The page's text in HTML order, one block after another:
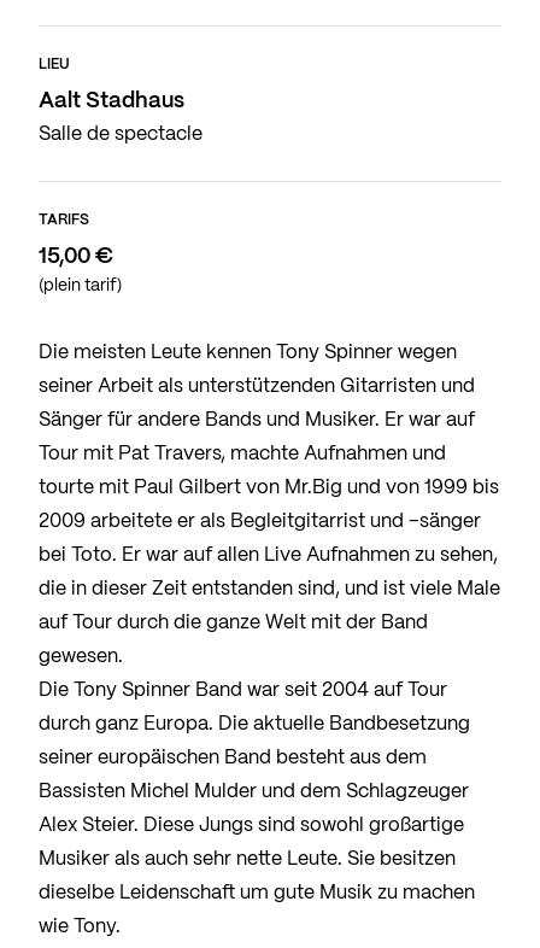
LIEU
Aalt Stadhaus
Salle de spectacle
TARIFS
15,00 €
(plein tarif)
Die meisten Leute kennen Tony Spinner wegen
seiner Arbeit als unterstützenden Gitarristen und
Sänger für andere Bands und Musiker. Er war auf
Tour mit Pat Travers, machte Aufnahmen und
tourte mit Paul Gilbert von Mr.Big und von 1999 bis
2009 arbeitete er als Begleitgitarrist und –sänger
bei Toto. Er war auf allen Live Aufnahmen zu sehen,
die in dieser Zeit entstanden sind, und ist viele Male
auf Tour durch die ganze Welt mit der Band
gewesen.
Die Tony Spinner Band war seit 2004 auf Tour
durch ganz Europa. Die aktuelle Bandbesetzung
seiner europäischen Band besteht aus dem
Bassisten Michel Mulder und dem Schlagzeuger
Alex Steier. Diese Jungs sind sowohl großartige
Musiker als auch sehr nette Leute. Sie besitzen
dieselbe Leidenschaft um gute Musik zu machen
wie Tony.